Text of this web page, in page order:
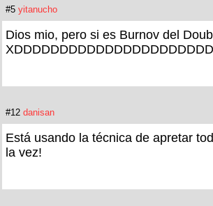
#5 yitanucho
Dios mio, pero si es Burnov del
#12 danisan
Está usando la técnica de apretar
la vez!